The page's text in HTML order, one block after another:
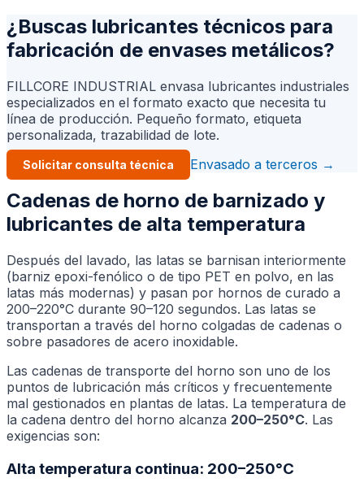
¿Buscas lubricantes técnicos para
fabricación de envases metálicos?
FILLCORE INDUSTRIAL envasa lubricantes industriales
especializados en el formato exacto que necesita tu
línea de producción. Pequeño formato, etiqueta
personalizada, trazabilidad de lote.
Solicitar consulta técnica Envasado a terceros →
Cadenas de horno de barnizado y
lubricantes de alta temperatura
Después del lavado, las latas se barnisan interiormente
(barniz epoxi-fenólico o de tipo PET en polvo, en las
latas más modernas) y pasan por hornos de curado a
200–220°C durante 90–120 segundos. Las latas se
transportan a través del horno colgadas de cadenas o
sobre pasadores de acero inoxidable.
Las cadenas de transporte del horno son uno de los
puntos de lubricación más críticos y frecuentemente
mal gestionados en plantas de latas. La temperatura de
la cadena dentro del horno alcanza 200–250°C. Las
exigencias son:
Alta temperatura continua: 200–250°C